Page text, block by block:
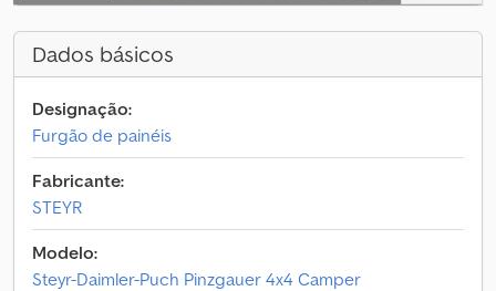
Dados básicos
Designação:
Furgão de painéis
Fabricante:
STEYR
Modelo:
Steyr-Daimler-Puch Pinzgauer 4x4 Camper